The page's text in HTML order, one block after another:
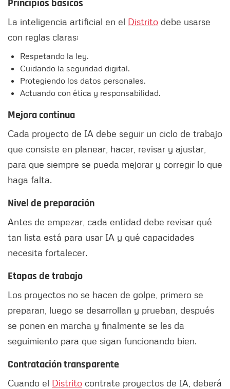
Principios básicos
La inteligencia artificial en el Distrito debe usarse
con reglas claras:
Respetando la ley.
Cuidando la seguridad digital.
Protegiendo los datos personales.
Actuando con ética y responsabilidad.
Mejora continua
Cada proyecto de IA debe seguir un ciclo de trabajo
que consiste en planear, hacer, revisar y ajustar,
para que siempre se pueda mejorar y corregir lo que
haga falta.
Nivel de preparación
Antes de empezar, cada entidad debe revisar qué
tan lista está para usar IA y qué capacidades
necesita fortalecer.
Etapas de trabajo
Los proyectos no se hacen de golpe, primero se
preparan, luego se desarrollan y prueban, después
se ponen en marcha y finalmente se les da
seguimiento para que sigan funcionando bien.
Contratación transparente
Cuando el Distrito contrate proyectos de IA, deberá